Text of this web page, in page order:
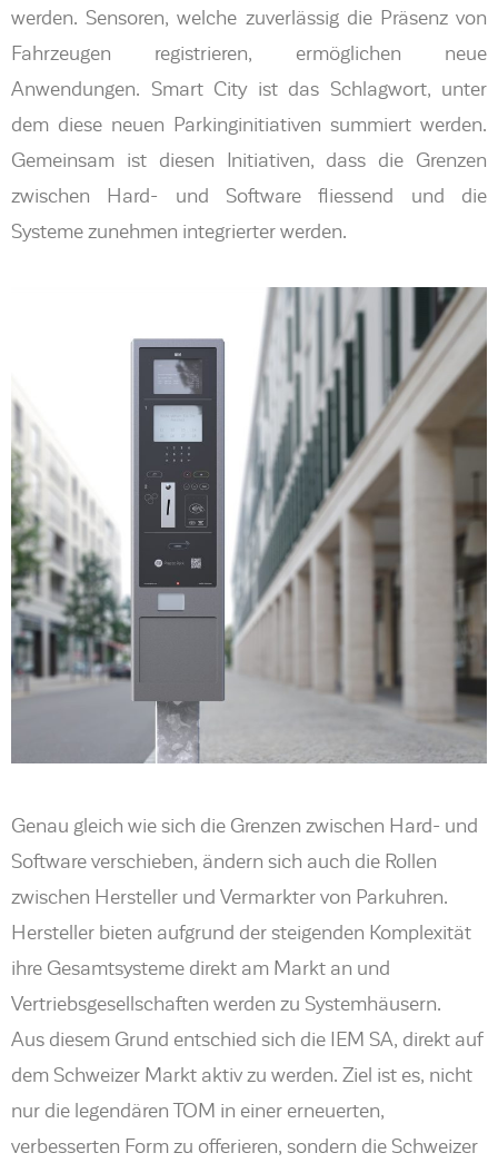
werden. Sensoren, welche zuverlässig die Präsenz von
Fahrzeugen registrieren, ermöglichen neue
Anwendungen. Smart City ist das Schlagwort, unter
dem diese neuen Parkinginitiativen summiert werden.
Gemeinsam ist diesen Initiativen, dass die Grenzen
zwischen Hard- und Software fliessend und die
Systeme zunehmen integrierter werden.
Genau gleich wie sich die Grenzen zwischen Hard- und
Software verschieben, ändern sich auch die Rollen
zwischen Hersteller und Vermarkter von Parkuhren.
Hersteller bieten aufgrund der steigenden Komplexität
ihre Gesamtsysteme direkt am Markt an und
Vertriebsgesellschaften werden zu Systemhäusern.
Aus diesem Grund entschied sich die IEM SA, direkt auf
dem Schweizer Markt aktiv zu werden. Ziel ist es, nicht
nur die legendären TOM in einer erneuerten,
verbesserten Form zu offerieren, sondern die Schweizer